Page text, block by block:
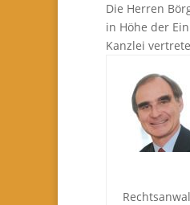
Die Herren
in Höhe der
Kanzlei